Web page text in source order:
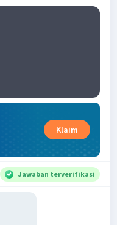
Klaim
Jawaban terverifikasi